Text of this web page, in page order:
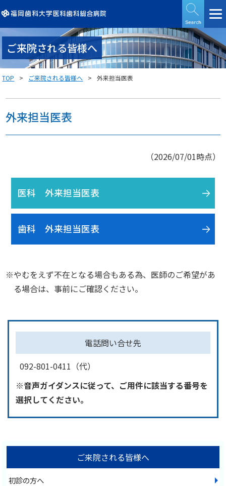
ご来院される皆様へ
TOP ご来院される皆様へ 外来担当医表
外来担当医表
（2026/07/01時点）
医科 外来担当医表
歯科 外来担当医表
※やむをえず不在となる場合もある為、医師のご希望があ
る場合は、事前にご確認ください。
電話問い合せ先
092-801-0411（代）
※音声ガイダンスに従って、ご用件に該当する番号を
選択してください。
ご来院される皆様へ
初診の方へ